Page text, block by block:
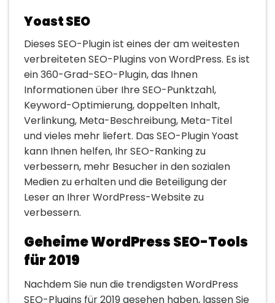
Yoast SEO
Dieses SEO-Plugin ist eines der am weitesten
verbreiteten SEO-Plugins von WordPress. Es ist
ein 360-Grad-SEO-Plugin, das Ihnen
Informationen über Ihre SEO-Punktzahl,
Keyword-Optimierung, doppelten Inhalt,
Verlinkung, Meta-Beschreibung, Meta-Titel
und vieles mehr liefert. Das SEO-Plugin Yoast
kann Ihnen helfen, Ihr SEO-Ranking zu
verbessern, mehr Besucher in den sozialen
Medien zu erhalten und die Beteiligung der
Leser an Ihrer WordPress-Website zu
verbessern.
Geheime WordPress SEO-Tools
für 2019
Nachdem Sie nun die trendigsten WordPress
SEO-Plugins für 2019 gesehen haben, lassen Sie